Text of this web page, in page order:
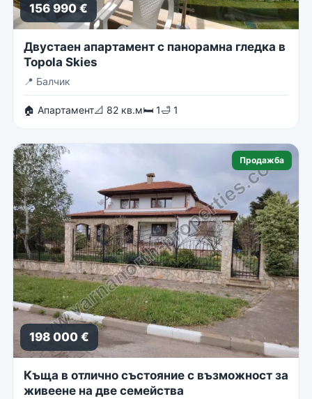
156 990 €
Двустаен апартамент с панорамна гледка в
Topola Skies
📍 Балчик
🏠 Апартамент📐 82 кв.м🛏 1🛁 1
Продажба
198 000 €
Къща в отлично състояние с възможност за
живеене на две семейства